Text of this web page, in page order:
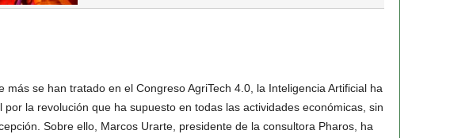
más se han tratado en el Congreso AgriTech 4.0, la Inteligencia Artificial ha
la revolución que ha supuesto en todas las actividades económicas, sin
Sobre ello, Marcos Urarte, presidente de la consultora Pharos, ha